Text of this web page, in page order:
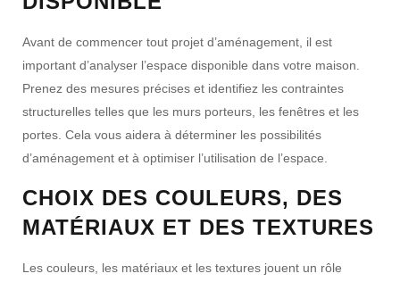
Avant de commencer tout projet d’aménagement, il est
important d’analyser l’espace disponible dans votre maison.
Prenez des mesures précises et identifiez les contraintes
structurelles telles que les murs porteurs, les fenêtres et les
portes. Cela vous aidera à déterminer les possibilités
d’aménagement et à optimiser l’utilisation de l’espace.
CHOIX DES COULEURS, DES
MATÉRIAUX ET DES TEXTURES
Les couleurs, les matériaux et les textures jouent un rôle